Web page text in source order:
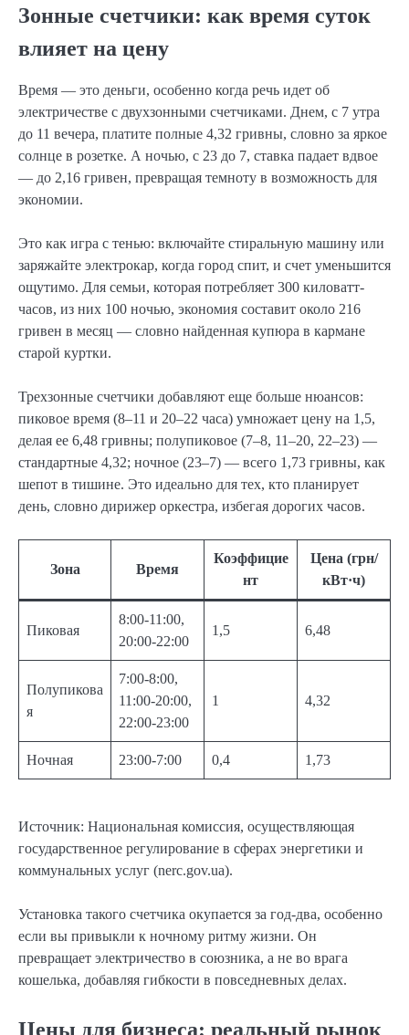
Зонные счетчики: как время суток
влияет на цену
Время — это деньги, особенно когда речь идет об
электричестве с двухзонными счетчиками. Днем, с 7 утра
до 11 вечера, платите полные 4,32 гривны, словно за яркое
солнце в розетке. А ночью, с 23 до 7, ставка падает вдвое
— до 2,16 гривен, превращая темноту в возможность для
экономии.
Это как игра с тенью: включайте стиральную машину или
заряжайте электрокар, когда город спит, и счет уменьшится
ощутимо. Для семьи, которая потребляет 300 киловатт-
часов, из них 100 ночью, экономия составит около 216
гривен в месяц — словно найденная купюра в кармане
старой куртки.
Трехзонные счетчики добавляют еще больше нюансов:
пиковое время (8–11 и 20–22 часа) умножает цену на 1,5,
делая ее 6,48 гривны; полупиковое (7–8, 11–20, 22–23) —
стандартные 4,32; ночное (23–7) — всего 1,73 гривны, как
шепот в тишине. Это идеально для тех, кто планирует
день, словно дирижер оркестра, избегая дорогих часов.
Зона Время
Коэффицие
нт
Цена (грн/
кВт·ч)
Пиковая
8:00-11:00,
20:00-22:00
1,5 6,48
Полупикова
я
7:00-8:00,
11:00-20:00,
22:00-23:00
1 4,32
Ночная 23:00-7:00 0,4 1,73
Источник: Национальная комиссия, осуществляющая
государственное регулирование в сферах энергетики и
коммунальных услуг (nerc.gov.ua).
Установка такого счетчика окупается за год-два, особенно
если вы привыкли к ночному ритму жизни. Он
превращает электричество в союзника, а не во врага
кошелька, добавляя гибкости в повседневных делах.
Цены для бизнеса: реальный рынок